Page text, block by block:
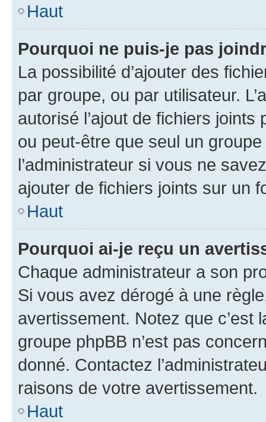
Haut
Pourquoi ne puis-je pas
La possibilité d’ajouter des
par groupe, ou par utilisateur.
autorisé l’ajout de fichiers
ou peut-être que seul un
l’administrateur si vous ne
ajouter de fichiers joints sur un
Haut
Pourquoi ai-je reçu un
Chaque administrateur a son
Si vous avez dérogé à une
avertissement. Notez que c’est
groupe phpBB n’est pas
donné. Contactez
raisons de votre avertissement.
Haut